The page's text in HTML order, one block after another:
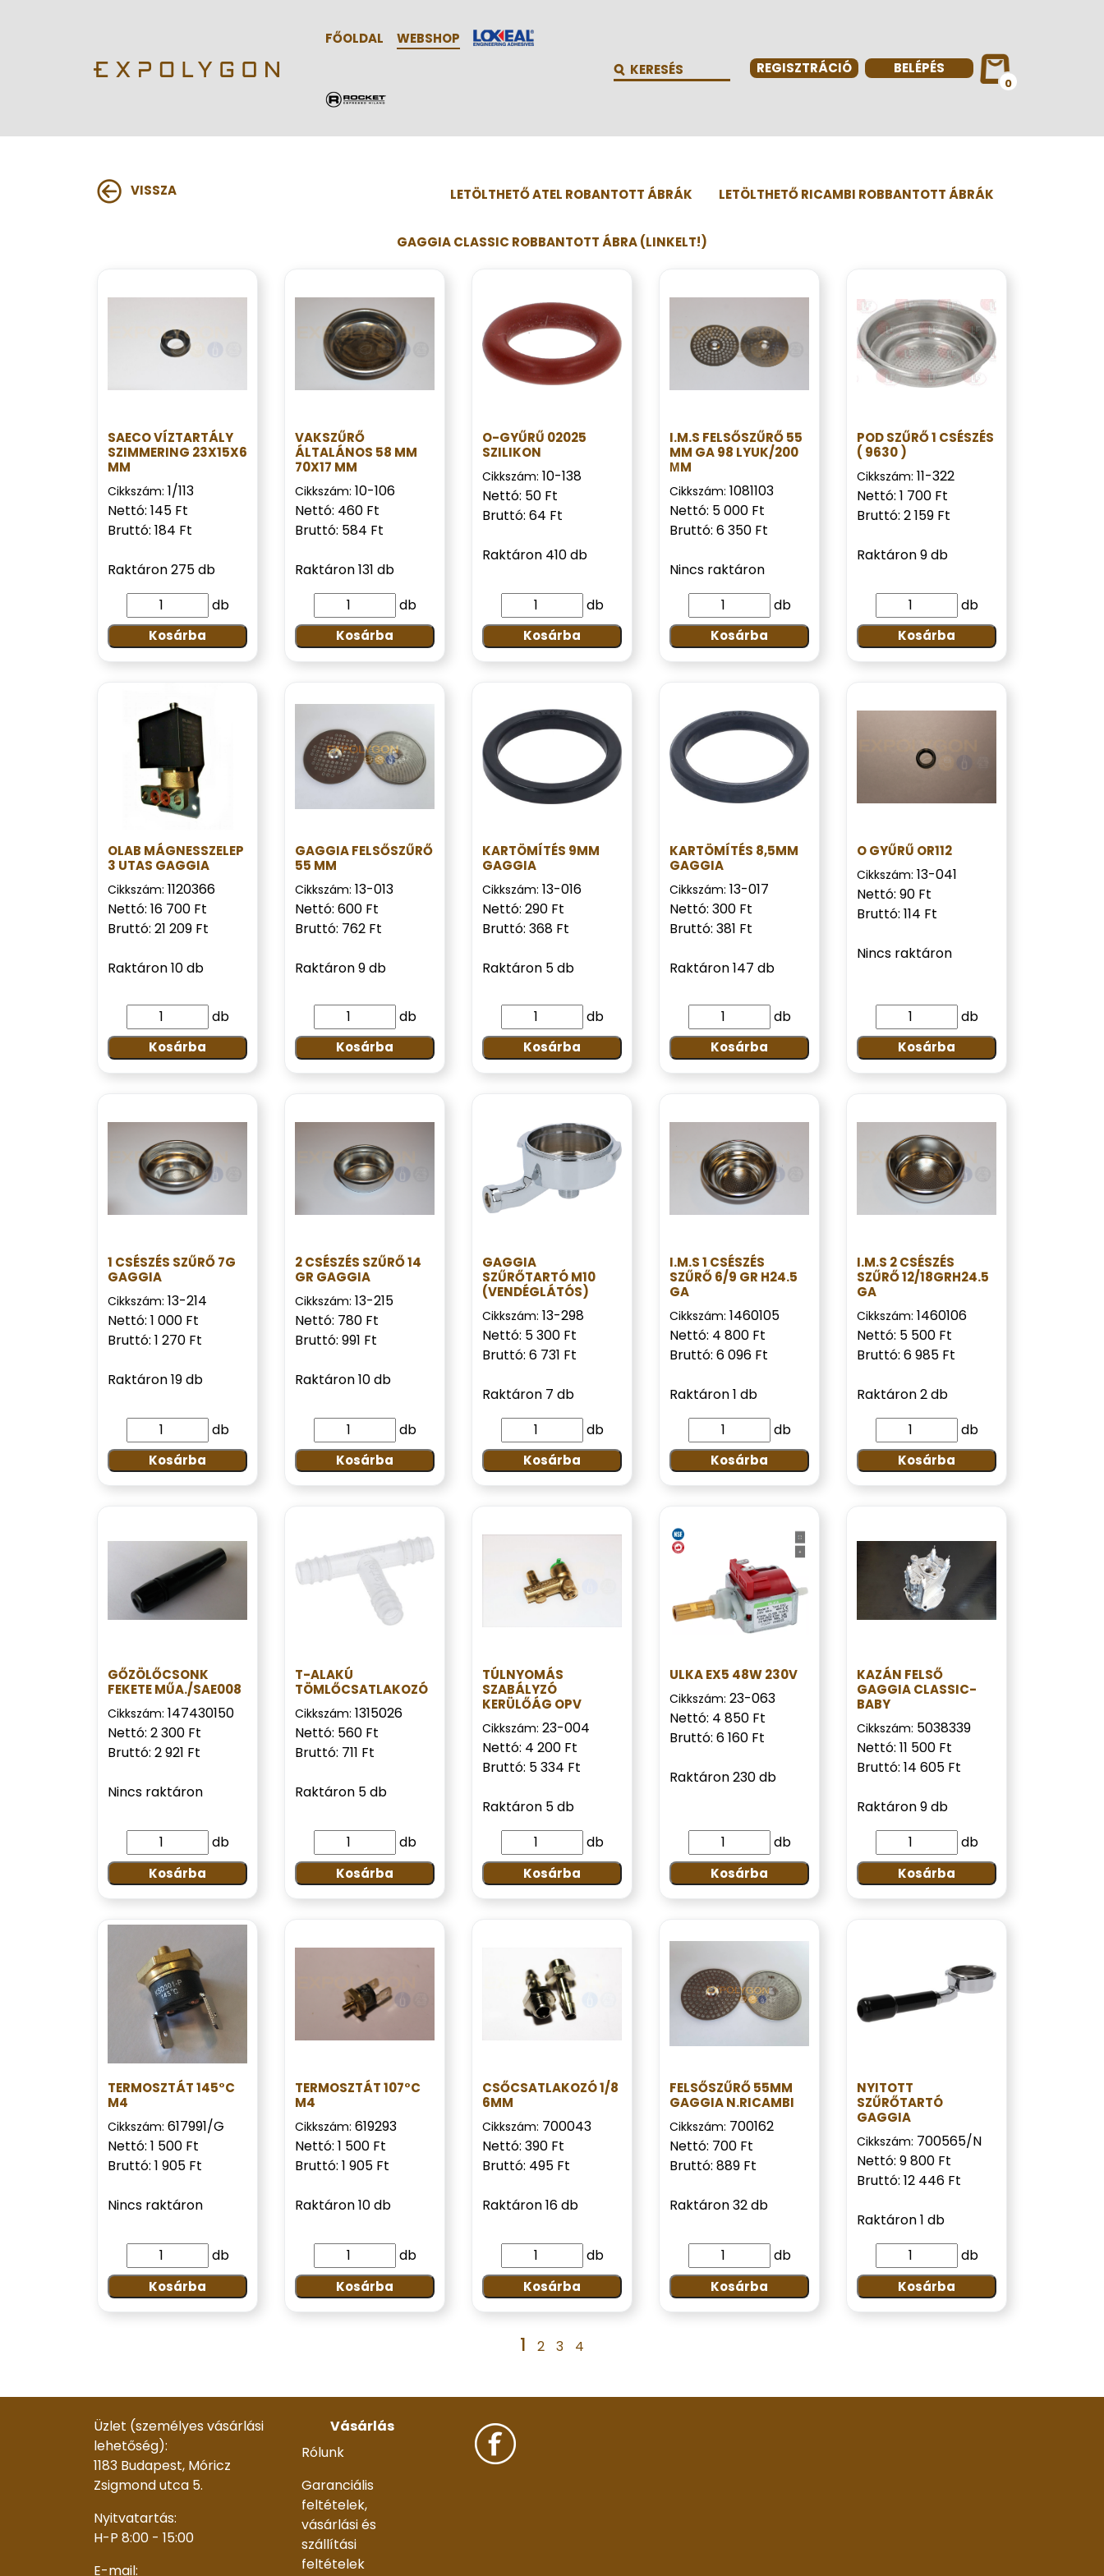
FŐOLDAL
WEBSHOP
REGISZTRÁCIÓ
BELÉPÉS
0
VISSZA LETÖLTHETŐ ATEL ROBANTOTT ÁBRÁK LETÖLTHETŐ RICAMBI ROBBANTOTT ÁBRÁK
GAGGIA CLASSIC ROBBANTOTT ÁBRA (LINKELT!)
SAECO VÍZTARTÁLY
SZIMMERING 23X15X6
MM
Cikkszám: 1/113
Nettó: 145 Ft
Bruttó: 184 Ft
Raktáron 275 db
db
Kosárba
VAKSZŰRŐ
ÁLTALÁNOS 58 MM
70X17 MM
Cikkszám: 10-106
Nettó: 460 Ft
Bruttó: 584 Ft
Raktáron 131 db
db
Kosárba
O-GYŰRŰ 02025
SZILIKON
Cikkszám: 10-138
Nettó: 50 Ft
Bruttó: 64 Ft
Raktáron 410 db
db
Kosárba
I.M.S FELSŐSZŰRŐ 55
MM GA 98 LYUK/200
ΜM
Cikkszám: 1081103
Nettó: 5 000 Ft
Bruttó: 6 350 Ft
Nincs raktáron
db
Kosárba
POD SZŰRŐ 1 CSÉSZÉS
( 9630 )
Cikkszám: 11-322
Nettó: 1 700 Ft
Bruttó: 2 159 Ft
Raktáron 9 db
db
Kosárba
OLAB MÁGNESSZELEP
3 UTAS GAGGIA
Cikkszám: 1120366
Nettó: 16 700 Ft
Bruttó: 21 209 Ft
Raktáron 10 db
db
Kosárba
GAGGIA FELSŐSZŰRŐ
55 MM
Cikkszám: 13-013
Nettó: 600 Ft
Bruttó: 762 Ft
Raktáron 9 db
db
Kosárba
KARTÖMÍTÉS 9MM
GAGGIA
Cikkszám: 13-016
Nettó: 290 Ft
Bruttó: 368 Ft
Raktáron 5 db
db
Kosárba
KARTÖMÍTÉS 8,5MM
GAGGIA
Cikkszám: 13-017
Nettó: 300 Ft
Bruttó: 381 Ft
Raktáron 147 db
db
Kosárba
O GYŰRŰ OR112
Cikkszám: 13-041
Nettó: 90 Ft
Bruttó: 114 Ft
Nincs raktáron
db
Kosárba
1 CSÉSZÉS SZŰRŐ 7G
GAGGIA
Cikkszám: 13-214
Nettó: 1 000 Ft
Bruttó: 1 270 Ft
Raktáron 19 db
db
Kosárba
2 CSÉSZÉS SZŰRŐ 14
GR GAGGIA
Cikkszám: 13-215
Nettó: 780 Ft
Bruttó: 991 Ft
Raktáron 10 db
db
Kosárba
GAGGIA
SZŰRŐTARTÓ M10
(VENDÉGLÁTÓS)
Cikkszám: 13-298
Nettó: 5 300 Ft
Bruttó: 6 731 Ft
Raktáron 7 db
db
Kosárba
I.M.S 1 CSÉSZÉS
SZŰRŐ 6/9 GR H24.5
GA
Cikkszám: 1460105
Nettó: 4 800 Ft
Bruttó: 6 096 Ft
Raktáron 1 db
db
Kosárba
I.M.S 2 CSÉSZÉS
SZŰRŐ 12/18GRH24.5
GA
Cikkszám: 1460106
Nettó: 5 500 Ft
Bruttó: 6 985 Ft
Raktáron 2 db
db
Kosárba
GŐZÖLŐCSONK
FEKETE MŰA./SAE008
Cikkszám: 147430150
Nettó: 2 300 Ft
Bruttó: 2 921 Ft
Nincs raktáron
db
Kosárba
T-ALAKÚ
TÖMLŐCSATLAKOZÓ
Cikkszám: 1315026
Nettó: 560 Ft
Bruttó: 711 Ft
Raktáron 5 db
db
Kosárba
TÚLNYOMÁS
SZABÁLYZÓ
KERÜLŐÁG OPV
Cikkszám: 23-004
Nettó: 4 200 Ft
Bruttó: 5 334 Ft
Raktáron 5 db
db
Kosárba
ULKA EX5 48W 230V
Cikkszám: 23-063
Nettó: 4 850 Ft
Bruttó: 6 160 Ft
Raktáron 230 db
db
Kosárba
KAZÁN FELSŐ
GAGGIA CLASSIC-
BABY
Cikkszám: 5038339
Nettó: 11 500 Ft
Bruttó: 14 605 Ft
Raktáron 9 db
db
Kosárba
TERMOSZTÁT 145°C
M4
Cikkszám: 617991/G
Nettó: 1 500 Ft
Bruttó: 1 905 Ft
Nincs raktáron
db
Kosárba
TERMOSZTÁT 107°C
M4
Cikkszám: 619293
Nettó: 1 500 Ft
Bruttó: 1 905 Ft
Raktáron 10 db
db
Kosárba
CSŐCSATLAKOZÓ 1/8
6MM
Cikkszám: 700043
Nettó: 390 Ft
Bruttó: 495 Ft
Raktáron 16 db
db
Kosárba
FELSŐSZŰRŐ 55MM
GAGGIA N.RICAMBI
Cikkszám: 700162
Nettó: 700 Ft
Bruttó: 889 Ft
Raktáron 32 db
db
Kosárba
NYITOTT
SZŰRŐTARTÓ
GAGGIA
Cikkszám: 700565/N
Nettó: 9 800 Ft
Bruttó: 12 446 Ft
Raktáron 1 db
db
Kosárba
1 2 3 4
Üzlet (személyes vásárlási
lehetőség):
1183 Budapest, Móricz
Zsigmond utca 5.
Nyitvatartás:
H-P 8:00 - 15:00
E-mail:
Vásárlás
Rólunk
Garanciális
feltételek,
vásárlási és
szállítási
feltételek